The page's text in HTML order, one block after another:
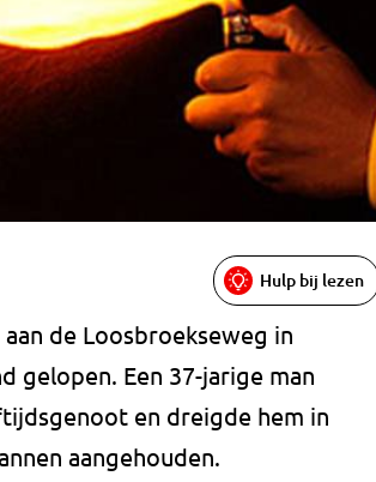
Hulp bij lezen
de Loosbroekseweg in
gelopen. Een 37-jarige man
en dreigde hem in
aangehouden.